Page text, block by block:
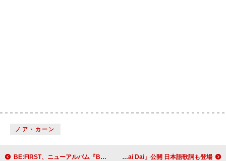
ノア・カーン
BE:FIRST、ニューアルバム『BE:4U』リリース＆ドームツアー開催を発表 シャキーラ＆バーナ・ボーイ、【FIFAワールドカップ2026】公式ソング「Dai Dai」公開 日本語歌詞も登場